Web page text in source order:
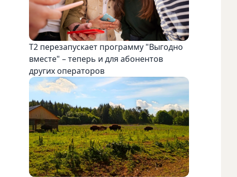
Т2 перезапускает программу "Выгодно
вместе" – теперь и для абонентов
других операторов